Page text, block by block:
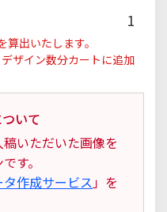
1
出いたします。
ザイン数分カートに追加
いて
いただいた画像を
す。
作成サービス 」を